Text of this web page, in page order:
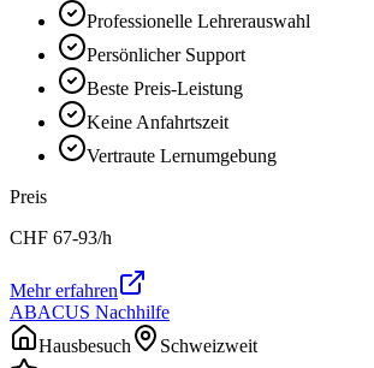
Professionelle Lehrerauswahl
Persönlicher Support
Beste Preis-Leistung
Keine Anfahrtszeit
Vertraute Lernumgebung
Preis
CHF 67-93/h
Mehr erfahren
ABACUS Nachhilfe
Hausbesuch
Schweizweit